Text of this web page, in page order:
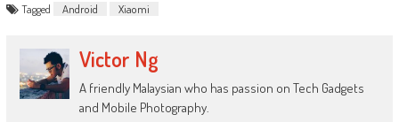
Tagged Android Xiaomi
Victor Ng
A friendly Malaysian who has passion on Tech Gadgets
and Mobile Photography.